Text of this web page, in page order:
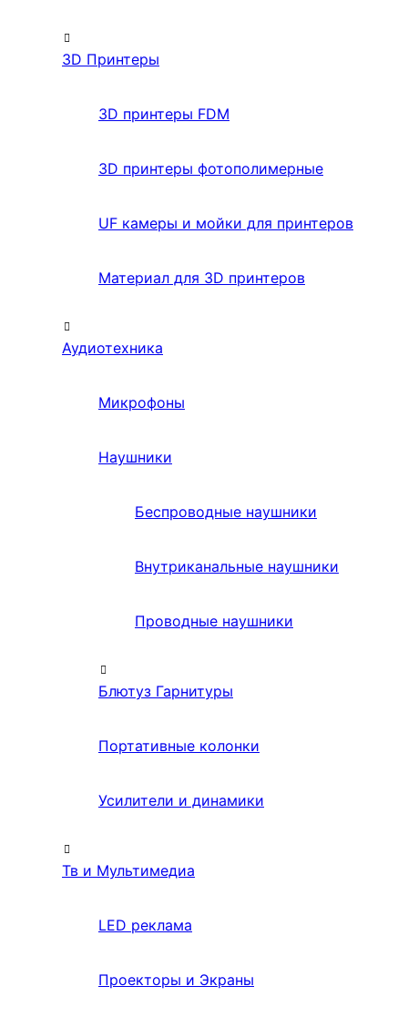
3D Принтеры
3D принтеры FDM
3D принтеры фотополимерные
UF камеры и мойки для принтеров
Материал для 3D принтеров
Аудиотехника
Микрофоны
Наушники
Беспроводные наушники
Внутриканальные наушники
Проводные наушники
Блютуз Гарнитуры
Портативные колонки
Усилители и динамики
Тв и Мультимедиа
LED реклама
Проекторы и Экраны